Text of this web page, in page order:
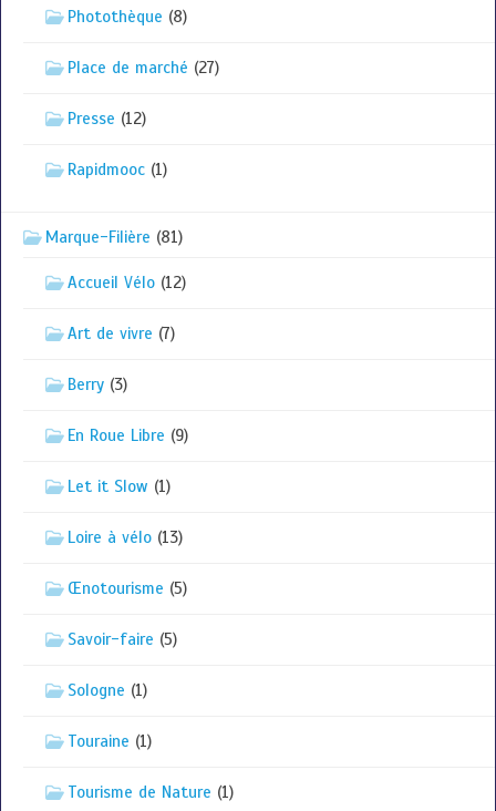
Photothèque (8)
Place de marché (27)
Presse (12)
Rapidmooc (1)
Marque-Filière (81)
Accueil Vélo (12)
Art de vivre (7)
Berry (3)
En Roue Libre (9)
Let it Slow (1)
Loire à vélo (13)
Œnotourisme (5)
Savoir-faire (5)
Sologne (1)
Touraine (1)
Tourisme de Nature (1)